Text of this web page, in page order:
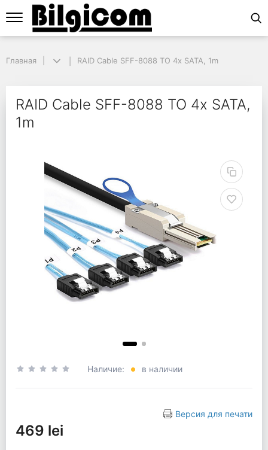
RAID Cable SFF-8088 TO 4x SATA, 1m
Главная RAID Cable SFF-8088 TO 4x SATA, 1m
RAID Cable SFF-8088 TO 4x SATA,
1m
Наличие: в наличии
Версия для печати
469 lei